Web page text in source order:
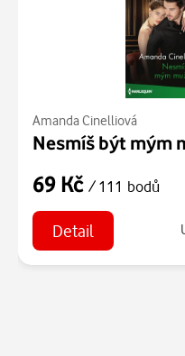
Amanda Cinelliová
Nesmíš být mým
69 Kč / 111 bodů
Detail